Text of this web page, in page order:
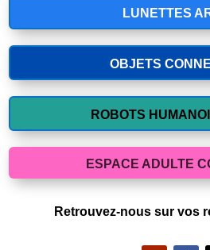
LUNETTES
OBJETS
ROBOTS
ESPACE ADULTE
Retrouvez-nous sur vos